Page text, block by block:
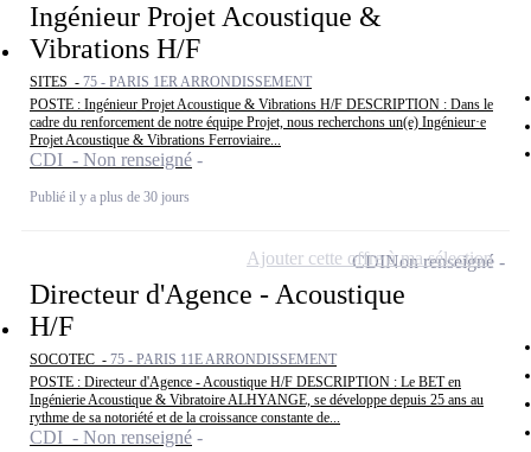
Ingénieur Projet Acoustique &
Vibrations H/F
SITES - 75 - PARIS 1ER ARRONDISSEMENT
POSTE : Ingénieur Projet Acoustique & Vibrations H/F DESCRIPTION : Dans le
cadre du renforcement de notre équipe Projet, nous recherchons un(e) Ingénieur·e
Projet Acoustique & Vibrations Ferroviaire...
CDI - Non renseigné
Publié il y a plus de 30 jours
Directeur d'Agence - Acoustique
H/F
SOCOTEC - 75 - PARIS 11E ARRONDISSEMENT
POSTE : Directeur d'Agence - Acoustique H/F DESCRIPTION : Le BET en
Ingénierie Acoustique & Vibratoire ALHYANGE, se développe depuis 25 ans au
rythme de sa notoriété et de la croissance constante de...
CDI - Non renseigné
CDINon renseigné
Ajouter cette offre à ma sélection